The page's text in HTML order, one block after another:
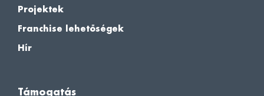
Projektek
Franchise lehetőségek
Hír
Támogatás